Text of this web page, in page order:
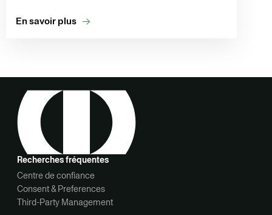
En savoir plus
Recherches fréquentes
Centre de confiance
Consent & Preferences
Third-Party Management